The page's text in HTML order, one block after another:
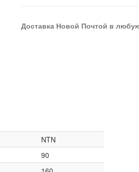
Доставка Новой Почтой в
NTN
90